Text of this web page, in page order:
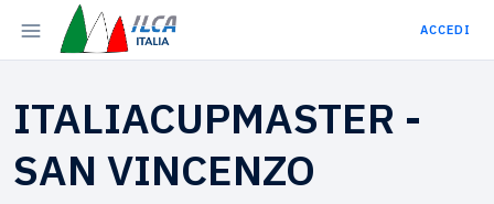
ACCEDI
ITALIACUPMASTER -
SAN VINCENZO